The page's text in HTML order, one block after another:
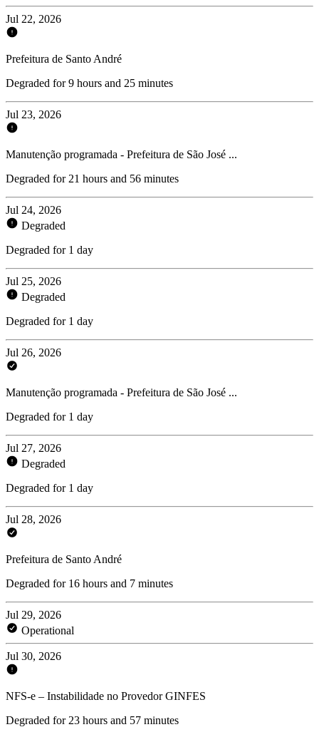
Jul 22, 2026
Prefeitura de Santo André
Degraded for 9 hours and 25 minutes
Jul 23, 2026
Manutenção programada - Prefeitura de São José ...
Degraded for 21 hours and 56 minutes
Jul 24, 2026
Degraded
Degraded for 1 day
Jul 25, 2026
Degraded
Degraded for 1 day
Jul 26, 2026
Manutenção programada - Prefeitura de São José ...
Degraded for 1 day
Jul 27, 2026
Degraded
Degraded for 1 day
Jul 28, 2026
Prefeitura de Santo André
Degraded for 16 hours and 7 minutes
Jul 29, 2026
Operational
Jul 30, 2026
NFS-e – Instabilidade no Provedor GINFES
Degraded for 23 hours and 57 minutes